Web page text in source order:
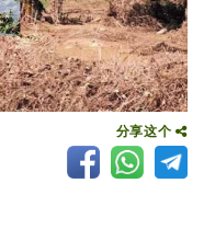
分享这个